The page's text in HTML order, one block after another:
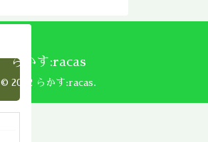
らかす:racas
© 2002 らかす:racas.